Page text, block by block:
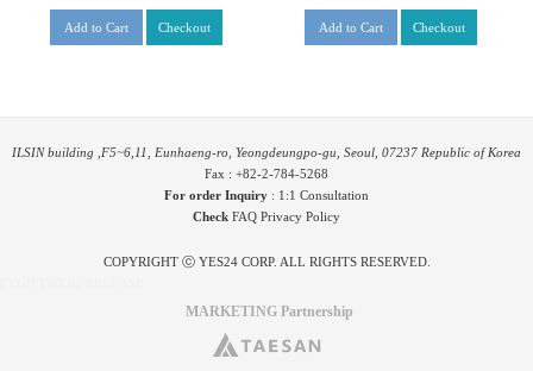
ALBUM [NEW WAV]
Add to Cart Checkout
ALBUM [NEW WAV]
Add to Cart Checkout
ILSIN building ,F5~6,11, Eunhaeng-ro, Yeongdeungpo-gu, Seoul, 07237 Republic of Korea
Fax : +82-2-784-5268
For order Inquiry : 1:1 Consultation
Check FAQ Privacy Policy
COPYRIGHT ⓒ YES24 CORP. ALL RIGHTS RESERVED.
MARKETING Partnership